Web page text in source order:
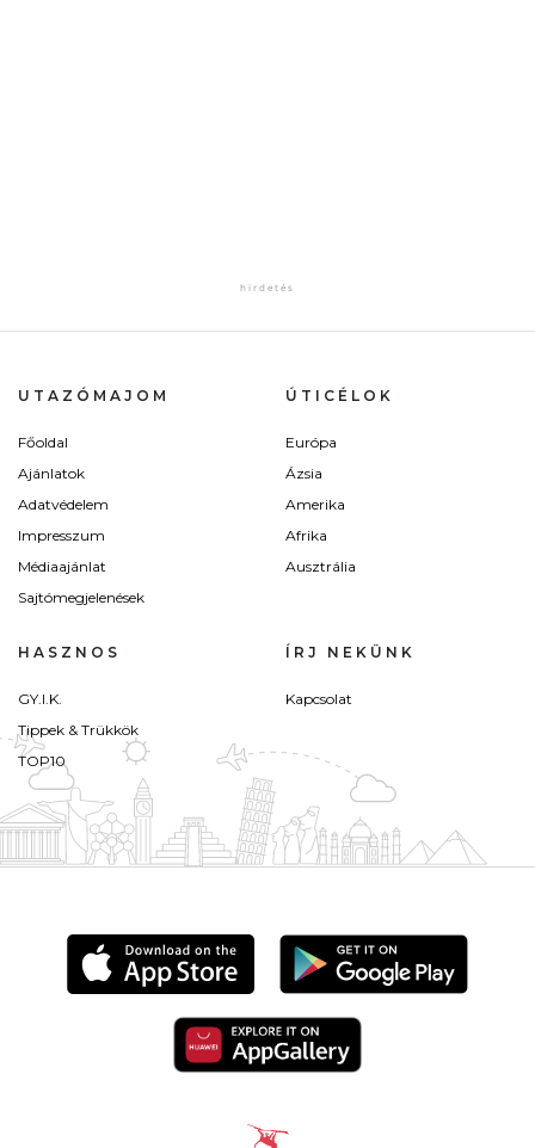
UTAZÓMAJOM
Főoldal
Ajánlatok
Adatvédelem
Impresszum
Médiaajánlat
Sajtómegjelenések
ÚTICÉLOK
Európa
Ázsia
Amerika
Afrika
Ausztrália
HASZNOS
GY.I.K.
Tippek & Trükkök
TOP10
ÍRJ NEKÜNK
Kapcsolat